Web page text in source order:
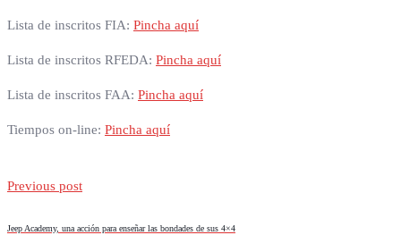
Lista de inscritos FIA: Pincha aquí
Lista de inscritos RFEDA: Pincha aquí
Lista de inscritos FAA: Pincha aquí
Tiempos on-line: Pincha aquí
Previous post
Jeep Academy, una acción para enseñar las bondades de sus 4×4